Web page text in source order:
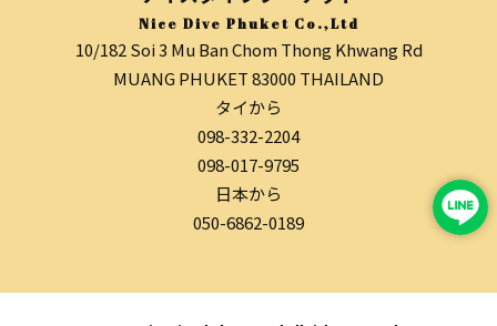
Nice Dive Phuket Co.,Ltd
10/182 Soi 3 Mu Ban Chom Thong Khwang Rd
MUANG PHUKET 83000 THAILAND
タイから
098-332-2204
098-017-9795
日本から
050-6862-0189